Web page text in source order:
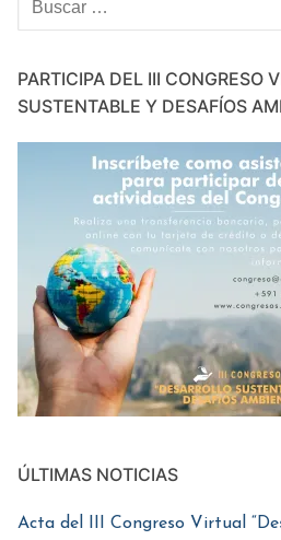
PARTICIPA DEL III CONGRESO
SUSTENTABLE Y DESAFÍOS
ÚLTIMAS NOTICIAS
Acta del III Congreso Virtual